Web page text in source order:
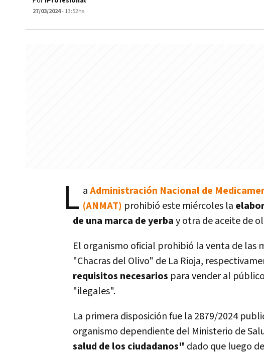
27/03/2024- 13:52hs
L aAdministración Nacional de
(ANMAT) prohibió este miércoles la
de una marca de yerbay otra de aceite de
El organismo oficial prohibió la venta de las
"Chacras del Olivo" de La Rioja,
requisitos necesarios para vender al
"ilegales".
La primera disposición fue la 2879/2024
organismo dependiente del Ministerio de
salud de los ciudadanos" dado que luego